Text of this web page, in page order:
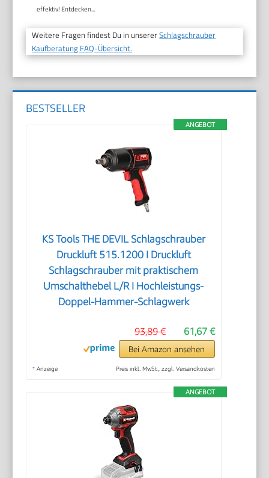
effektiv! Entdecken...
Weitere Fragen findest Du in unsererSchlagschrauber
Kaufberatung FAQ-Übersicht.
BESTSELLER
ANGEBOT
KS Tools THE DEVIL Schlagschrauber
Druckluft 515.1200 I Druckluft
Schlagschrauber mit praktischem
Umschalthebel L/R I Hochleistungs-
Doppel-Hammer-Schlagwerk
61,67 €
93,89 €
Bei Amazon ansehen
* Anzeige Preis inkl. MwSt., zzgl. Versandkosten
ANGEBOT